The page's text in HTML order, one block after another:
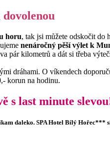
horu, tak jsi můžete odskočit do
nenáročný pěší výlet k
pár kilometrů a dát si třeba
dráhami. O víkendech
korun na hodinu.
s last minute
daleko. SPA Hotel Bílý